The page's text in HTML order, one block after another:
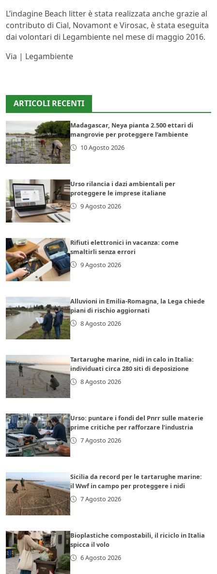
L’indagine Beach litter è stata realizzata anche grazie al
contributo di Cial, Novamont e Virosac, è stata eseguita
dai volontari di Legambiente nel mese di maggio 2016.
Via | Legambiente
ARTICOLI RECENTI
Madagascar, Neya pianta 2.500 ettari di
mangrovie per proteggere l’ambiente
10 Agosto 2026
Urso rilancia i dazi ambientali per
proteggere le imprese italiane
9 Agosto 2026
Rifiuti elettronici in vacanza: come
smaltirli senza errori
9 Agosto 2026
Alluvioni in Emilia-Romagna, la Lega chiede
piani di rischio aggiornati
8 Agosto 2026
Tartarughe marine, nidi in calo in Italia:
individuati circa 280 siti di deposizione
8 Agosto 2026
Urso: puntare i fondi del Pnrr sulle materie
prime critiche per rafforzare l’industria
7 Agosto 2026
Sicilia da record per le tartarughe marine:
il Wwf in campo per proteggere i nidi
7 Agosto 2026
Bioplastiche compostabili, il riciclo in Italia
spicca il volo
6 Agosto 2026